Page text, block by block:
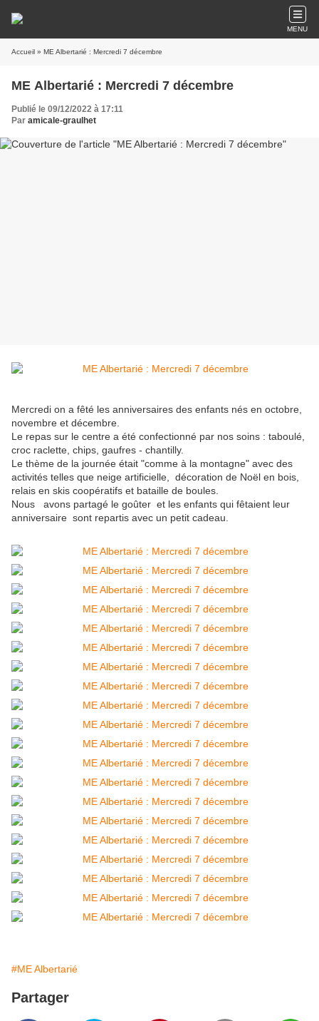
MENU
Accueil » ME Albertarié : Mercredi 7 décembre
ME Albertarié : Mercredi 7 décembre
Publié le 09/12/2022 à 17:11
Par amicale-graulhet
Mercredi on a fêté les anniversaires des enfants nés en octobre,
novembre et décembre.
Le repas sur le centre a été confectionné par nos soins : taboulé,
croc raclette, chips, gaufres - chantilly.
Le thème de la journée était "comme à la montagne" avec des
activités telles que neige artificielle, décoration de Noël en bois,
relais en skis coopératifs et bataille de boules.
Nous avons partagé le goûter et les enfants qui fêtaient leur
anniversaire sont repartis avec un petit cadeau.
#ME Albertarié
Partager